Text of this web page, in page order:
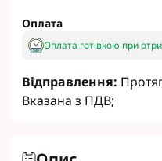
Оплата
Оплата готівкою при
Відправлення:
Вказана з ПДВ;